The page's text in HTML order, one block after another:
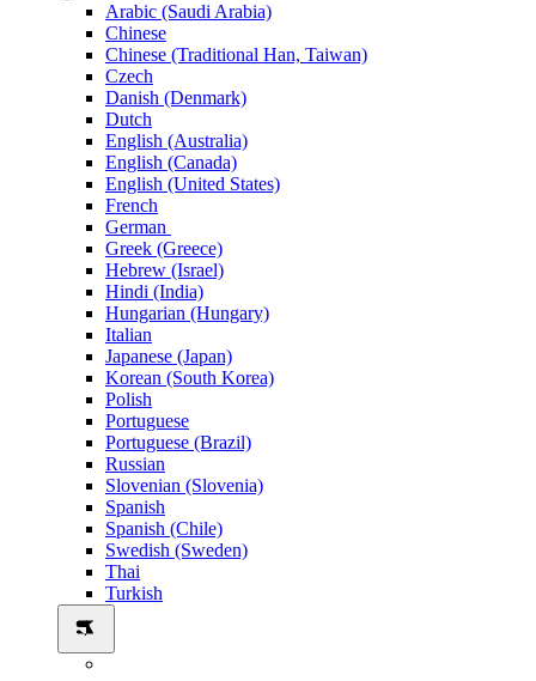
Arabic (Saudi Arabia)
Chinese
Chinese (Traditional Han, Taiwan)
Czech
Danish (Denmark)
Dutch
English (Australia)
English (Canada)
English (United States)
French
German
Greek (Greece)
Hebrew (Israel)
Hindi (India)
Hungarian (Hungary)
Italian
Japanese (Japan)
Korean (South Korea)
Polish
Portuguese
Portuguese (Brazil)
Russian
Slovenian (Slovenia)
Spanish
Spanish (Chile)
Swedish (Sweden)
Thai
Turkish